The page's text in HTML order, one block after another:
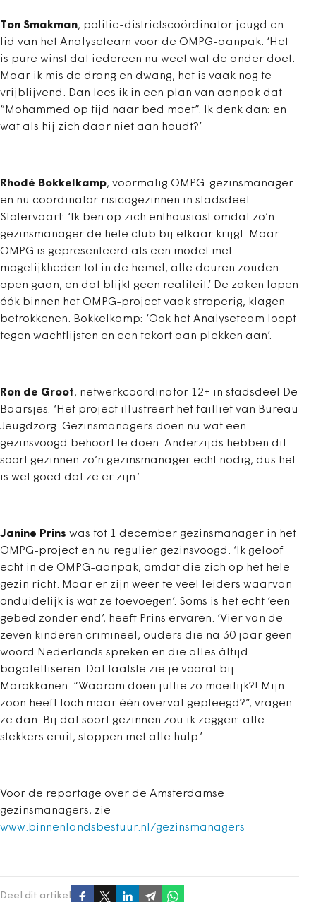
Ton Smakman, politie-districtscoördinator jeugd en
lid van het Analyseteam voor de OMPG-aanpak. ‘Het
is pure winst dat iedereen nu weet wat de ander doet.
Maar ik mis de drang en dwang, het is vaak nog te
vrijblijvend. Dan lees ik in een plan van aanpak dat
“Mohammed op tijd naar bed moet”. Ik denk dan: en
wat als hij zich daar niet aan houdt?’
Rhodé Bokkelkamp, voormalig OMPG-gezinsmanager
en nu coördinator risicogezinnen in stadsdeel
Slotervaart: ‘Ik ben op zich enthousiast omdat zo’n
gezinsmanager de hele club bij elkaar krijgt. Maar
OMPG is gepresenteerd als een model met
mogelijkheden tot in de hemel, alle deuren zouden
open gaan, en dat blijkt geen realiteit.’ De zaken lopen
óók binnen het OMPG-project vaak stroperig, klagen
betrokkenen. Bokkelkamp: ‘Ook het Analyseteam loopt
tegen wachtlijsten en een tekort aan plekken aan’.
Ron de Groot, netwerkcoördinator 12+ in stadsdeel De
Baarsjes: ‘Het project illustreert het failliet van Bureau
Jeugdzorg. Gezinsmanagers doen nu wat een
gezinsvoogd behoort te doen. Anderzijds hebben dit
soort gezinnen zo’n gezinsmanager echt nodig, dus het
is wel goed dat ze er zijn.’
Janine Prins was tot 1 december gezinsmanager in het
OMPG-project en nu regulier gezinsvoogd. ‘Ik geloof
echt in de OMPG-aanpak, omdat die zich op het hele
gezin richt. Maar er zijn weer te veel leiders waarvan
onduidelijk is wat ze toevoegen’. Soms is het echt ‘een
gebed zonder end’, heeft Prins ervaren. ‘Vier van de
zeven kinderen crimineel, ouders die na 30 jaar geen
woord Nederlands spreken en die alles áltijd
bagatelliseren. Dat laatste zie je vooral bij
Marokkanen. “Waarom doen jullie zo moeilijk?! Mijn
zoon heeft toch maar één overval gepleegd?”, vragen
ze dan. Bij dat soort gezinnen zou ik zeggen: alle
stekkers eruit, stoppen met alle hulp.’
Voor de reportage over de Amsterdamse
gezinsmanagers, zie
www.binnenlandsbestuur.nl/gezinsmanagers
Deel dit artikel